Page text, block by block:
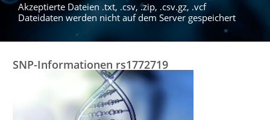
Akzeptierte Dateien .txt, .csv, .zip, .csv.gz, .vcf
Dateidaten werden nicht auf dem Server gespeichert
SNP-Informationen rs1772719